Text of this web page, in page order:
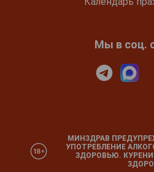
Мы в соц.
МИНЗДРАВ
УПОТРЕБЛЕНИЕ
ЗДОРОВЬЮ.